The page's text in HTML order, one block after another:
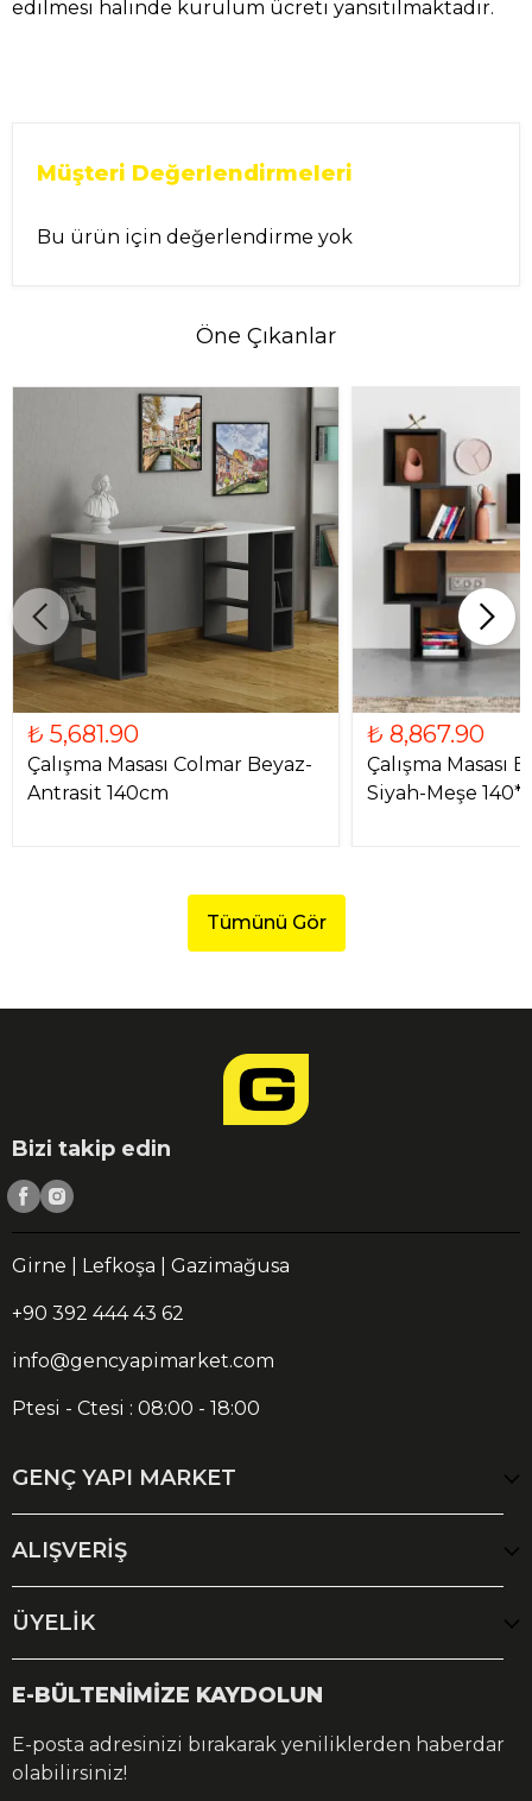
edilmesi halinde kurulum ücreti yansıtılmaktadır.
Müşteri Değerlendirmeleri
Bu ürün için değerlendirme yok
Öne Çıkanlar
₺ 5,681.90
Çalışma Masası Colmar Beyaz-
Antrasit 140cm
₺ 8,867.90
Çalışma Masası
Siyah-Meşe
Tümünü Gör
Bizi takip edin
Girne | Lefkoşa | Gazimağusa
+90 392 444 43 62
info@gencyapimarket.com
Ptesi - Ctesi : 08:00 - 18:00
GENÇ YAPI MARKET
ALIŞVERİŞ
ÜYELİK
E-BÜLTENİMİZE KAYDOLUN
E-posta adresinizi bırakarak yeniliklerden haberdar
olabilirsiniz!